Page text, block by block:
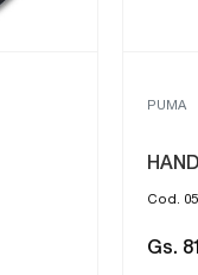
PUMA
Cod.
Gs.